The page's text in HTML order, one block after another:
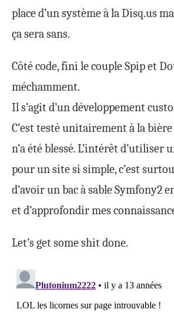
place d’un système à la Disq.us
ça sera sans.
Côté code, fini le couple Spip et
méchamment.
Il s’agit d’un développement
C’est testé unitairement à la
n’a été blessé. L’intérêt
pour un site si simple, c’est
d’avoir un bac à sable Symfony2
et d’approfondir mes
Let’s get some shit done.